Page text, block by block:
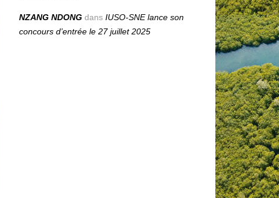
NZANG NDONG dansIUSO‑SNE lance son
concours d’entrée le 27 juillet 2025